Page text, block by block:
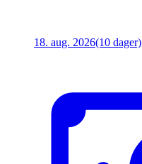
18. aug. 2026(10 dager)